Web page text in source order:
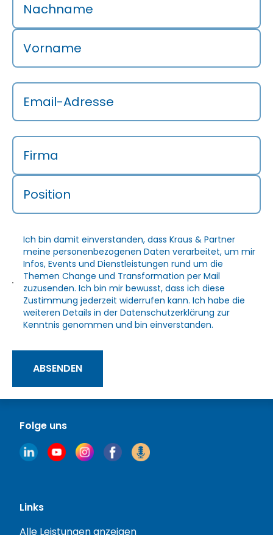
Folge uns
Links
Alle Leistungen anzeigen
Nachname
Vorname
Email-Adresse
Firma
Position
Ich bin damit einverstanden, dass Kraus & Partner
meine personenbezogenen Daten verarbeitet, um mir
Infos, Events und Dienstleistungen rund um die
Themen Change und Transformation per Mail
zuzusenden. Ich bin mir bewusst, dass ich diese
Zustimmung jederzeit widerrufen kann. Ich habe die
weiteren Details in derDatenschutzerklärung zur
Kenntnis genommen und bin einverstanden.
ABSENDEN